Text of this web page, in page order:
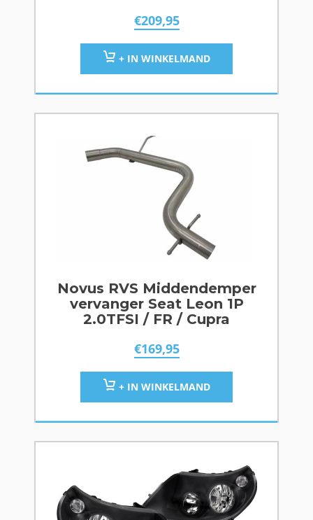
€209,95
+ IN WINKELMAND
Novus RVS Middendemper
vervanger Seat Leon 1P
2.0TFSI / FR / Cupra
€169,95
+ IN WINKELMAND